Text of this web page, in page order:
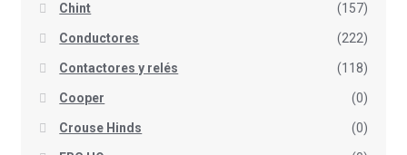
Chint (157)
Conductores (222)
Contactores y relés (118)
Cooper (0)
Crouse Hinds (0)